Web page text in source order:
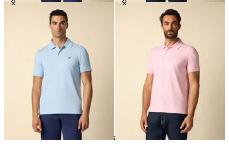
Polo Golden Fleece in Piqué di
Cotone Elasticizzato
Polo Golden Fleece in Piqué di
Cotone Elasticizzato
25prodotti
Saldi Polo